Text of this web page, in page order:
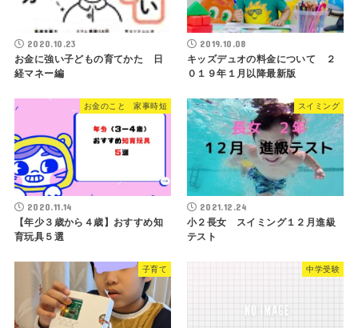
2020.10.23
お金に強い子どもの育てかた 日
経マネー編
2019.10.08
キッズデュオの料金について ２
０１９年１月以降最新版
お金のこと 家事時短
2020.11.14
【年少３歳から４歳】おすすめ知
育玩具５選
スイミング
2021.12.24
小２長女 スイミング１２月進級
テスト
子育て 中学受験